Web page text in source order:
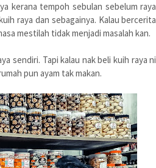
kerana tempoh sebulan sebelum raya
raya dan sebagainya. Kalau bercerita
mestilah tidak menjadi masalah kan.
sendiri. Tapi kalau nak beli kuih raya ni
pun ayam tak makan.